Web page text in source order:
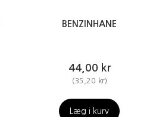
BENZINHANE
44,00 kr
(35,20 kr)
Læg i kurv